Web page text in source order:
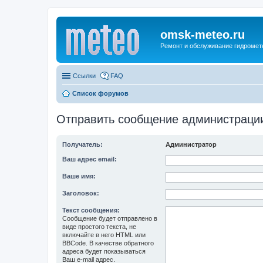
omsk-meteo.ru
Ремонт и обслуживание
Ссылки FAQ
Список форумов
Отправить сообщение
Получатель: Администратор
Ваш адрес email:
Ваше имя:
Заголовок:
Текст сообщения:
Сообщение будет отправлено в
виде простого текста, не
включайте в него HTML или
BBCode. В качестве обратного
адреса будет показываться
Ваш e-mail адрес.